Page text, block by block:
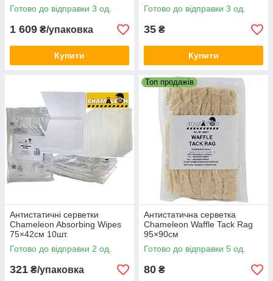
Готово до відправки 3 од.
1 609 ₴/упаковка
Купити
Готово до відправки 3 од.
35 ₴
Купити
Антистатичні серветки
Chameleon Absorbing Wipes
75×42см 10шт.
Готово до відправки 2 од.
321 ₴/упаковка
Топ продажів
Антистатична серветка
Chameleon Waffle Tack Rag
95×90см
Готово до відправки 5 од.
80 ₴